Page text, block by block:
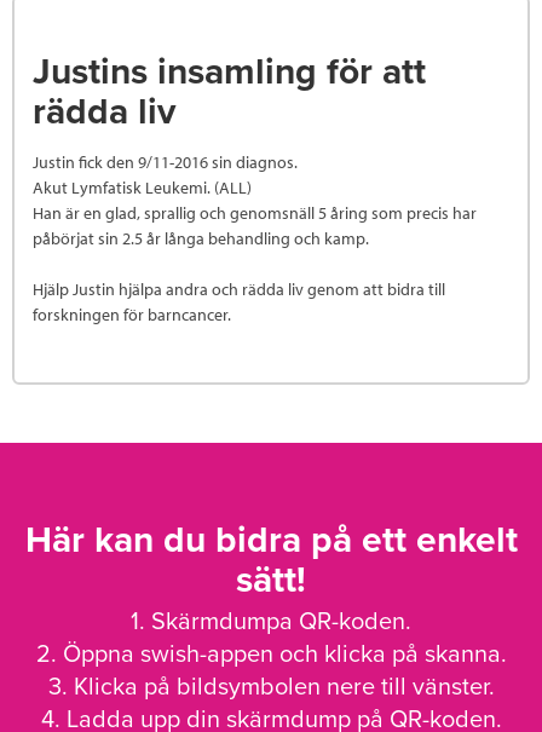
Justins insamling för att
rädda liv
Justin fick den 9/11-2016 sin diagnos.
Akut Lymfatisk Leukemi. (ALL)
Han är en glad, sprallig och genomsnäll 5 åring som precis har
påbörjat sin 2.5 år långa behandling och kamp.
Hjälp Justin hjälpa andra och rädda liv genom att bidra till
forskningen för barncancer.
Här kan du bidra på ett enkelt
sätt!
1. Skärmdumpa QR-koden.
2. Öppna swish-appen och klicka på skanna.
3. Klicka på bildsymbolen nere till vänster.
4. Ladda upp din skärmdump på QR-koden.